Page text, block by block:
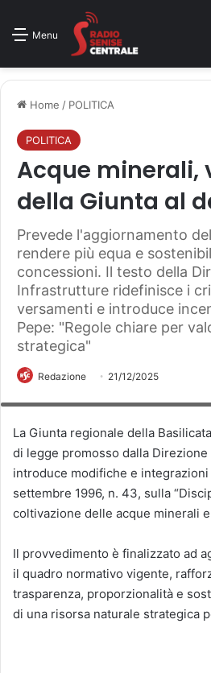
Menu
Home / POLITICA
POLITICA
Acque minerali,
della Giunta al
Prevede l'aggiornamento
rendere più equa e
concessioni. Il testo della
Infrastrutture ridefinisce i
versamenti e introduce
Pepe: "Regole chiare per
strategica"
Redazione 21/12/2025
La Giunta regionale della
di legge promosso dalla
introduce modifiche e
settembre 1996, n. 43, sulla
coltivazione delle acque minerali e
Il provvedimento è finalizzato ad
il quadro normativo vigente,
trasparenza, proporzionalità e
di una risorsa naturale strategica